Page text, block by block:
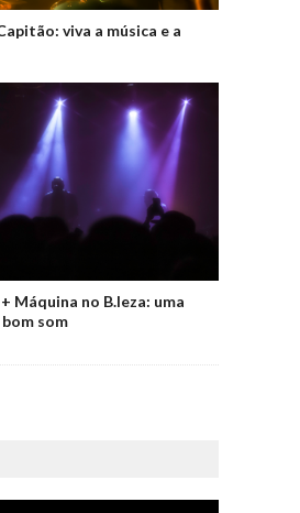
viva a música e a
Máquina no B.leza: uma
som